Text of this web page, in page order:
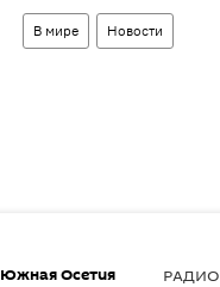
В мире Новости
Южная Осетия РАДИО